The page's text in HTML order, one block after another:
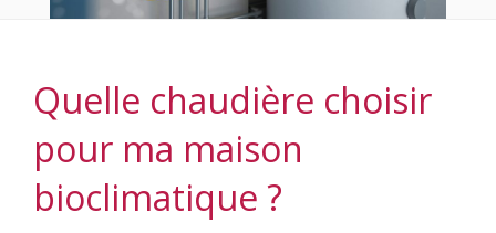
Quelle chaudière choisir
pour ma maison
bioclimatique ?